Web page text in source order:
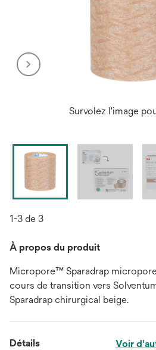
Survolez l'image
1-3 de 3
À propos du produit
Micropore™ Sparadrap
cours de transition vers
Sparadrap chirurgical beige.
Détails Voir